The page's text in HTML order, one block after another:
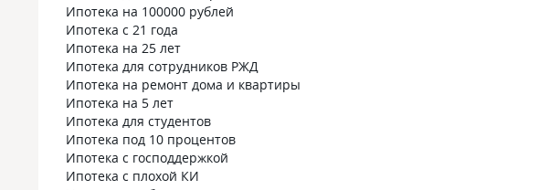
Ипотека на 100000 рублей
Ипотека с 21 года
Ипотека на 25 лет
Ипотека для сотрудников РЖД
Ипотека на ремонт дома и квартиры
Ипотека на 5 лет
Ипотека для студентов
Ипотека под 10 процентов
Ипотека с господдержкой
Ипотека с плохой КИ